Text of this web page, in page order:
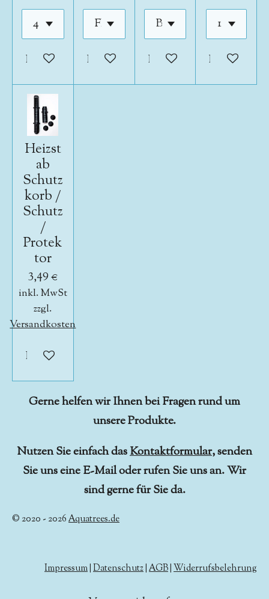
In den WarenkorbIn den WarenkorbIn den Warenkorb
In den
Heizst
ab
Schutz
korb /
Schutz
/
Protek
tor
3,49 €
inkl. MwSt
zzgl.
Versandkosten
In den Warenkorb
Gerne helfen wir Ihnen bei Fragen rund um
unsere Produkte.
Nutzen Sie einfach dasKontaktformular, senden
Sie uns eine E-Mail oder rufen Sie uns an. Wir
sind gerne für Sie da.
© 2020 - 2026Aquatrees.de
Impressum Datenschutz AGB Widerrufsbelehrung